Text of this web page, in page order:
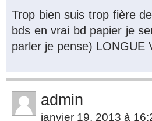
Trop bien suis trop fière
bds en vrai bd papier je
parler je pense) LONGUE
admin
janvier 19, 2013 à